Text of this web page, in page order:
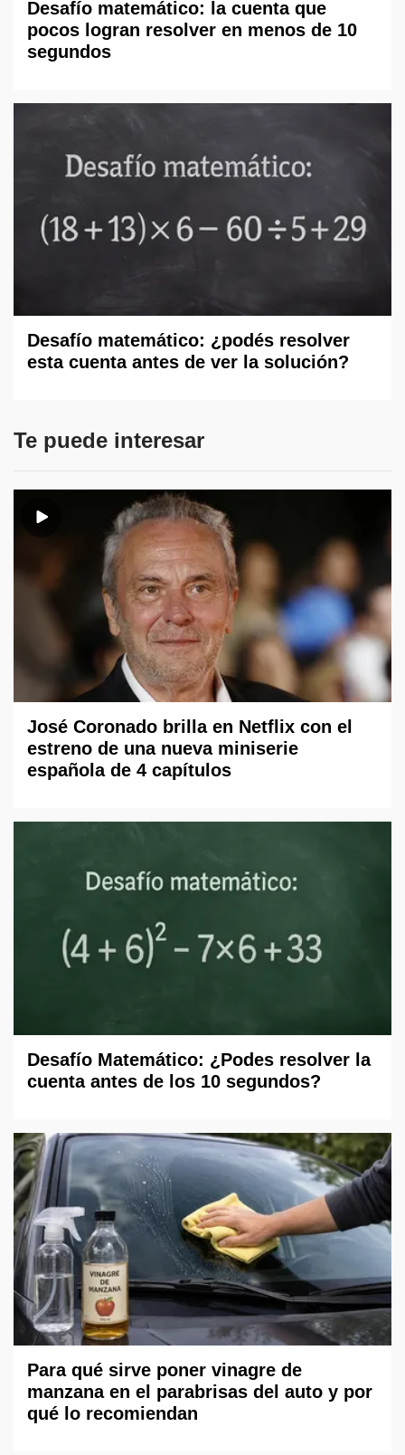
Desafío matemático: la cuenta que
pocos logran resolver en menos de 10
segundos
Desafío matemático: ¿podés resolver
esta cuenta antes de ver la solución?
Te puede interesar
José Coronado brilla en Netflix con el
estreno de una nueva miniserie
española de 4 capítulos
Desafío Matemático: ¿Podes resolver la
cuenta antes de los 10 segundos?
Para qué sirve poner vinagre de
manzana en el parabrisas del auto y por
qué lo recomiendan